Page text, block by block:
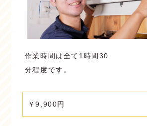
作業時間は全て1時間30
分程度です。
￥9,900円